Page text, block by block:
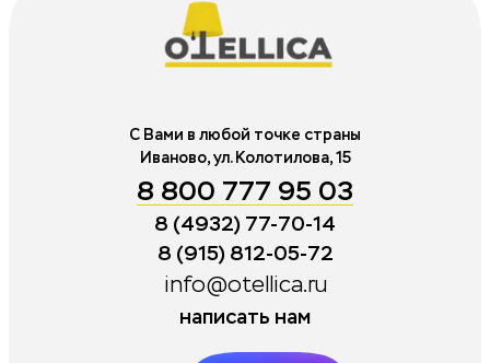
С Вами в любой точке страны
Иваново, ул. Колотилова, 15
8 800 777 95 03
8 (4932) 77-70-14
8 (915) 812-05-72
info@otellica.ru
написать нам